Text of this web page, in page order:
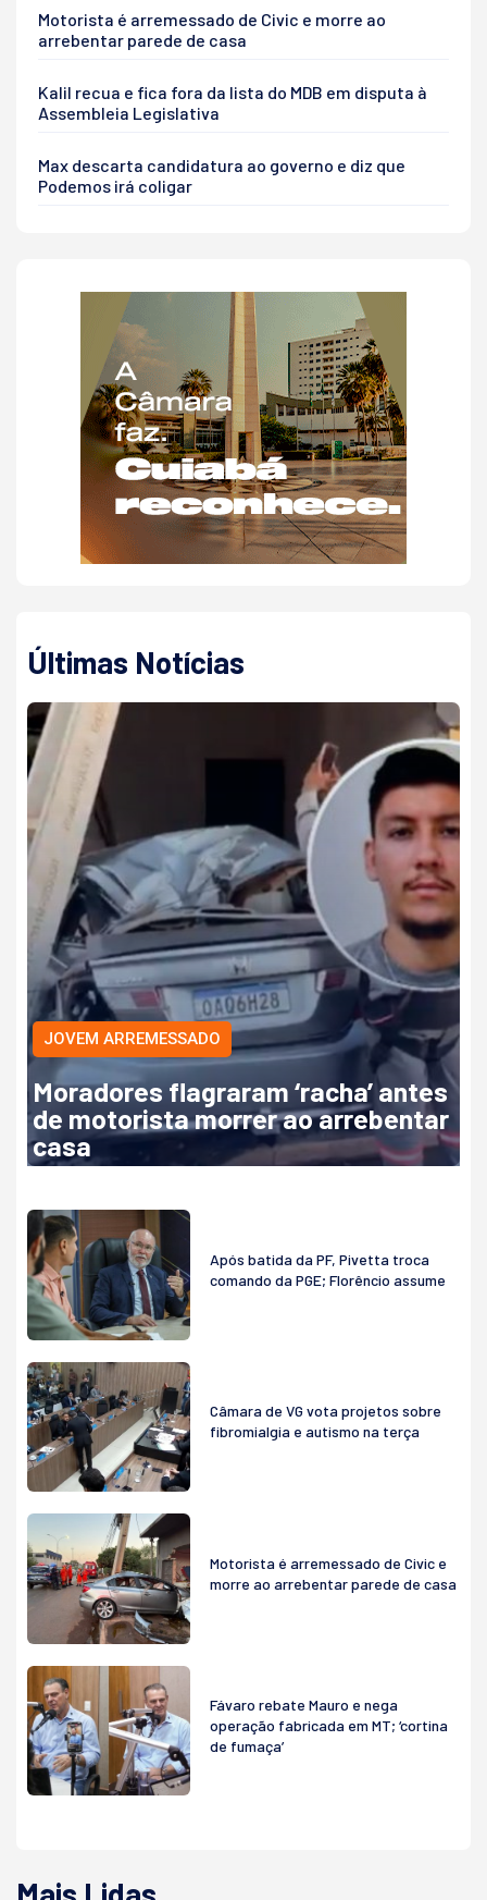
Motorista é arremessado de Civic e morre ao
arrebentar parede de casa
Kalil recua e fica fora da lista do MDB em disputa à
Assembleia Legislativa
Max descarta candidatura ao governo e diz que
Podemos irá coligar
Últimas Notícias
JOVEM ARREMESSADO
Moradores flagraram ‘racha’ antes
de motorista morrer ao arrebentar
casa
Após batida da PF, Pivetta troca
comando da PGE; Florêncio assume
Câmara de VG vota projetos sobre
fibromialgia e autismo na terça
Motorista é arremessado de Civic e
morre ao arrebentar parede de casa
Fávaro rebate Mauro e nega
operação fabricada em MT; ‘cortina
de fumaça’